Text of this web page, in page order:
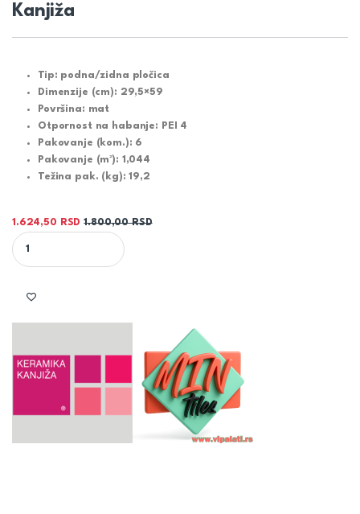
Kanjiža
Tip: podna/zidna pločica
Dimenzije (cm): 29,5×59
Površina: mat
Otpornost na habanje: PEI 4
Pakovanje (kom.): 6
Pakovanje (m²): 1,044
Težina pak. (kg): 19,2
1.624,50 RSD 1.800,00RSD
JUPITER BEIGE 29X59 RETT Keramika Kanjiža quantity